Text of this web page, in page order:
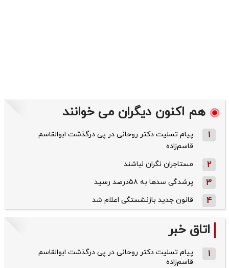
هم اکنون دیگران می خوانند
1
پیام تسلیت دکتر روحانی در پی درگذشت ابوالقاسم
قاسم‌زاده
2 مستاجران نگران نباشند
3 پرشدگی سدها به ۵۸درصد رسید
4 قانون جدید بازنشستگی اعلام شد
اتاق خبر
1
پیام تسلیت دکتر روحانی در پی درگذشت ابوالقاسم
قاسم‌زاده